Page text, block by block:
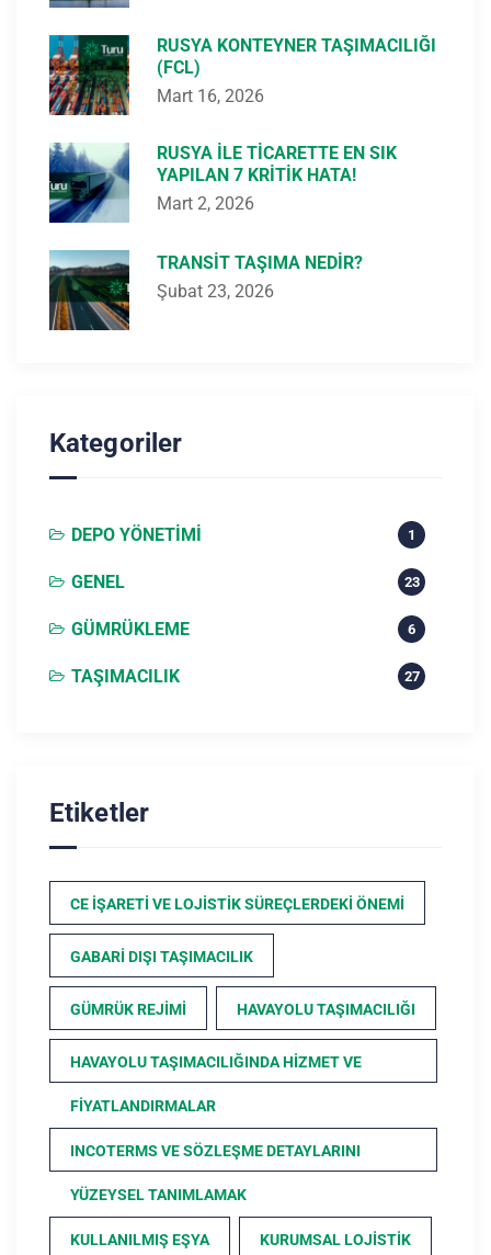
RUSYA KONTEYNER TAŞIMACILIĞI
(FCL)
Mart 16, 2026
RUSYA ILE TICARETTE EN SIK
YAPILAN 7 KRITIK HATA!
Mart 2, 2026
TRANSIT TAŞIMA NEDIR?
Şubat 23, 2026
Kategoriler
DEPO YÖNETIMI 1
GENEL 23
GÜMRÜKLEME 6
TAŞIMACILIK 27
Etiketler
CE İŞARETI VE LOJISTIK SÜREÇLERDEKI ÖNEMI
GABARI DIŞI TAŞIMACILIK
GÜMRÜK REJIMI HAVAYOLU TAŞIMACILIĞI
HAVAYOLU TAŞIMACILIĞINDA HIZMET VE
FIYATLANDIRMALAR
INCOTERMS VE SÖZLEŞME DETAYLARINI
YÜZEYSEL TANIMLAMAK
KULLANILMIŞ EŞYA KURUMSAL LOJISTIK